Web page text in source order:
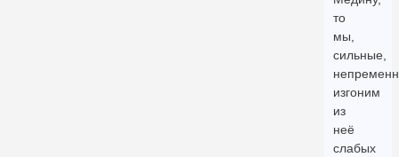
то
мы,
сильные,
изгоним
из
неё
слабых